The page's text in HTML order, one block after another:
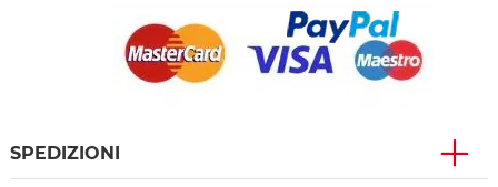
SPEDIZIONI